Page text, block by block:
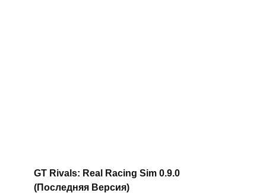
GT Rivals: Real Racing Sim 0.9.0
(Последняя Версия)